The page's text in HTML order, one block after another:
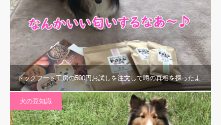
ドッグフード工房の500円お試しを注文して噂の真相を探ったよ
犬の豆知識